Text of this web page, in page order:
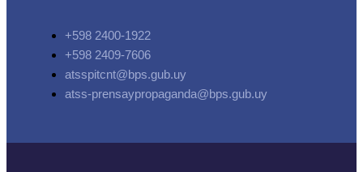
+598 2400-1922
+598 2409-7606
atsspitcnt@bps.gub.uy
atss-prensaypropaganda@bps.gub.uy